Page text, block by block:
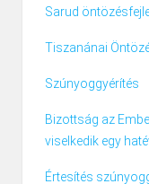
Sarud
Tiszanánai
Szúnyoggyérítés
Bizottság az
viselkedik egy
Értesítés